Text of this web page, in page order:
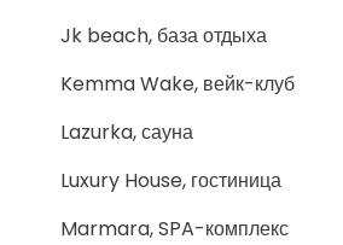
Jk beach, база отдыха
Kemma Wake, вейк-клуб
Lazurka, сауна
Luxury House, гостиница
Marmara, SPA-комплекс